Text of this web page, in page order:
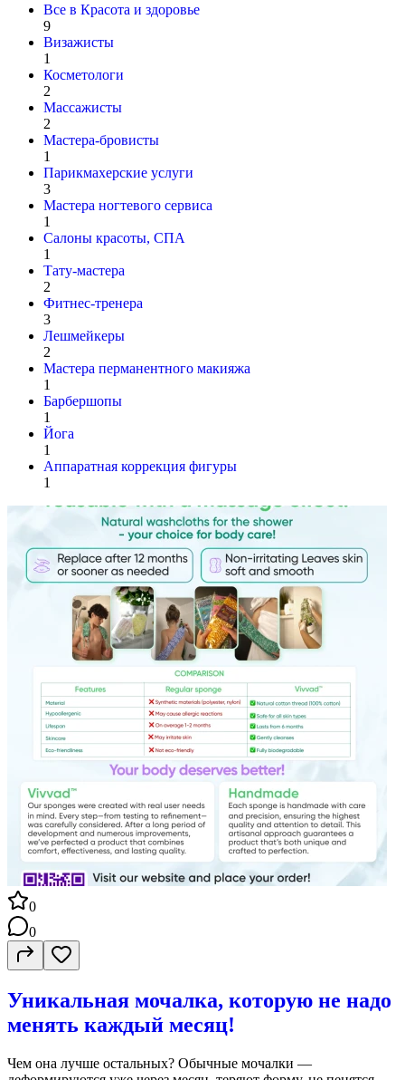
Все в Красота и здоровье
9
Визажисты
1
Косметологи
2
Массажисты
2
Мастера-бровисты
1
Парикмахерские услуги
3
Мастера ногтевого сервиса
1
Салоны красоты, СПА
1
Тату-мастера
2
Фитнес-тренера
3
Лешмейкеры
2
Мастера перманентного макияжа
1
Барбершопы
1
Йога
1
Аппаратная коррекция фигуры
1
0
0
Уникальная мочалка, которую не надо
менять каждый месяц!
Чем она лучше остальных? Обычные мочалки —